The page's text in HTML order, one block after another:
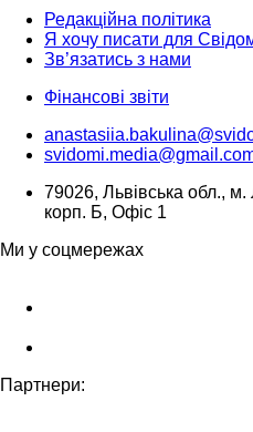
Редакційна політика
Я хочу писати для
Зв’язатись з нами
Фінансові звіти
79026, Львівська обл.,
корп. Б, Офіс 1
Ми у соцмережах
Партнери: